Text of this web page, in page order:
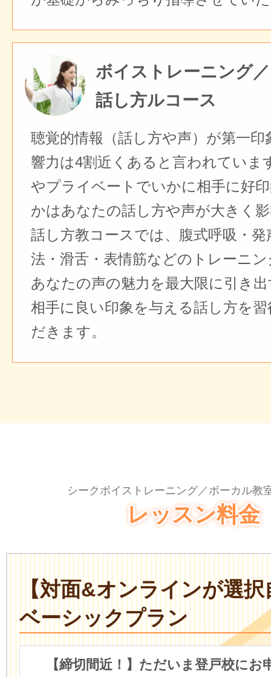
ボイストレーニング／
話し方ルコース
聴覚的情報（話し方や声）が第一印
響力は4割近くあると言われていま
やプライベートでいかに相手に好
かはあなたの話し方や声が大きく
話し方教コースでは、腹式呼吸・発
法・滑舌・表情筋などのトレーニ
あなたの声の魅力を最大限に引き
相手に良い印象を与える話し方を
だきます。
シークボイストレーニング／ボーカル教
レッスン料金
【対面&オンラインが選
ベーシックプラン
【締切間近！】ただいま登戸校に